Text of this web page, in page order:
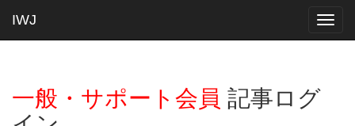
IWJ
一般・サポート会員 記事ログ